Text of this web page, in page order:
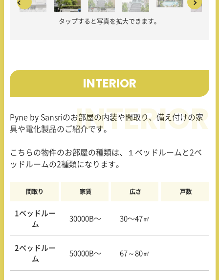
タップすると写真を拡大できます。
INTERIOR
Pyne by Sansriのお部屋の内装や間取り、備え付けの家
具や電化製品のご紹介です。
こちらの物件のお部屋の種類は、１ベッドルームと2ベ
ッドルームの2種類になります。
間取り 家賃 広さ 戸数
1ベッドルー
ム
30000B〜 30〜47㎡
2ベッドルー
ム
50000B〜 67～80㎡